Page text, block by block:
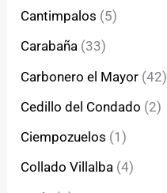
Cantimpalos (5)
Carabaña (33)
Carbonero el Mayor (42)
Cedillo del Condado (2)
Ciempozuelos (1)
Collado Villalba (4)